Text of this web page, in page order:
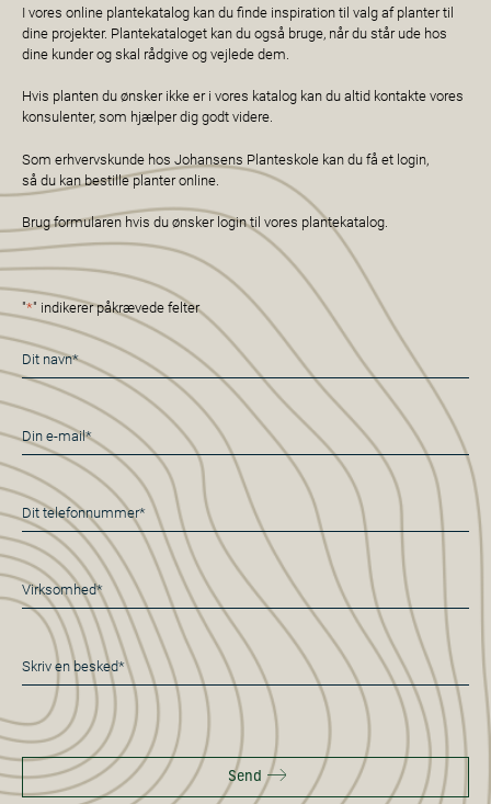
I vores online plantekatalog kan du finde inspiration til valg af planter til
dine projekter. Plantekataloget kan du også bruge, når du står ude hos
dine kunder og skal rådgive og vejlede dem.
Hvis planten du ønsker ikke er i vores katalog kan du altid kontakte vores
konsulenter, som hjælper dig godt videre.
Som erhvervskunde hos Johansens Planteskole kan du få et login,
så du kan bestille planter online.
Brug formularen hvis du ønsker login til vores plantekatalog.
"*" indikerer påkrævede felter
Navn
*
E-
mail
*
Telefon
*
Virksomhed*
*
Besked
*
Send